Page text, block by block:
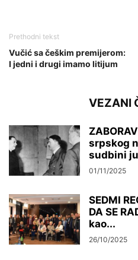
Prethodni tekst
Vučić sa češkim premijerom:
I jedni i drugi imamo litijum
VEZANI
srpskog
sudbini
01/11/2025
SEDMI
DA SE
kao...
26/10/2025